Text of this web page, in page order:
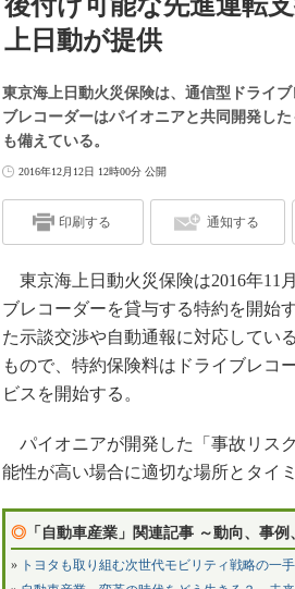
上日動が提供
東京海上日動火災保険は、通信型ドライ
ブレコーダーはパイオニアと共同開発し
も備えている。
2016年12月12日 12時00分 公開
印刷する 通知する
東京海上日動火災保険は2016年11
ブレコーダーを貸与する特約を開始
た示談交渉や自動通報に対応してい
もので、特約保険料はドライブレコ
ビスを開始する。
パイオニアが開発した「事故リス
能性が高い場合に適切な場所とタイ
◎ 「自動車産業」関連記事 ～動向、事
» トヨタも取り組む次世代モビリティ戦略の一